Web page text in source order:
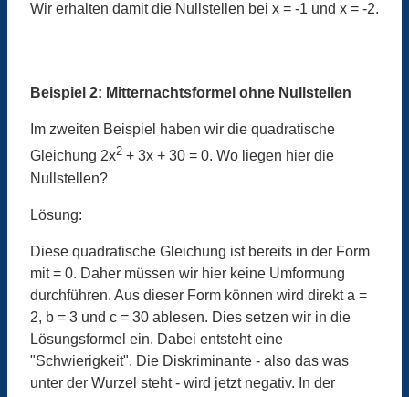
Wir erhalten damit die Nullstellen bei x = -1 und x = -2.
Beispiel 2: Mitternachtsformel ohne Nullstellen
Im zweiten Beispiel haben wir die quadratische
Gleichung 2x2 + 3x + 30 = 0. Wo liegen hier die
Nullstellen?
Lösung:
Diese quadratische Gleichung ist bereits in der Form
mit = 0. Daher müssen wir hier keine Umformung
durchführen. Aus dieser Form können wird direkt a =
2, b = 3 und c = 30 ablesen. Dies setzen wir in die
Lösungsformel ein. Dabei entsteht eine
"Schwierigkeit". Die Diskriminante - also das was
unter der Wurzel steht - wird jetzt negativ. In der